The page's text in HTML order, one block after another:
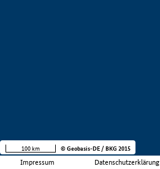
Impressum Datenschutzerklärung
100 km © Geobasis-DE / BKG 2015